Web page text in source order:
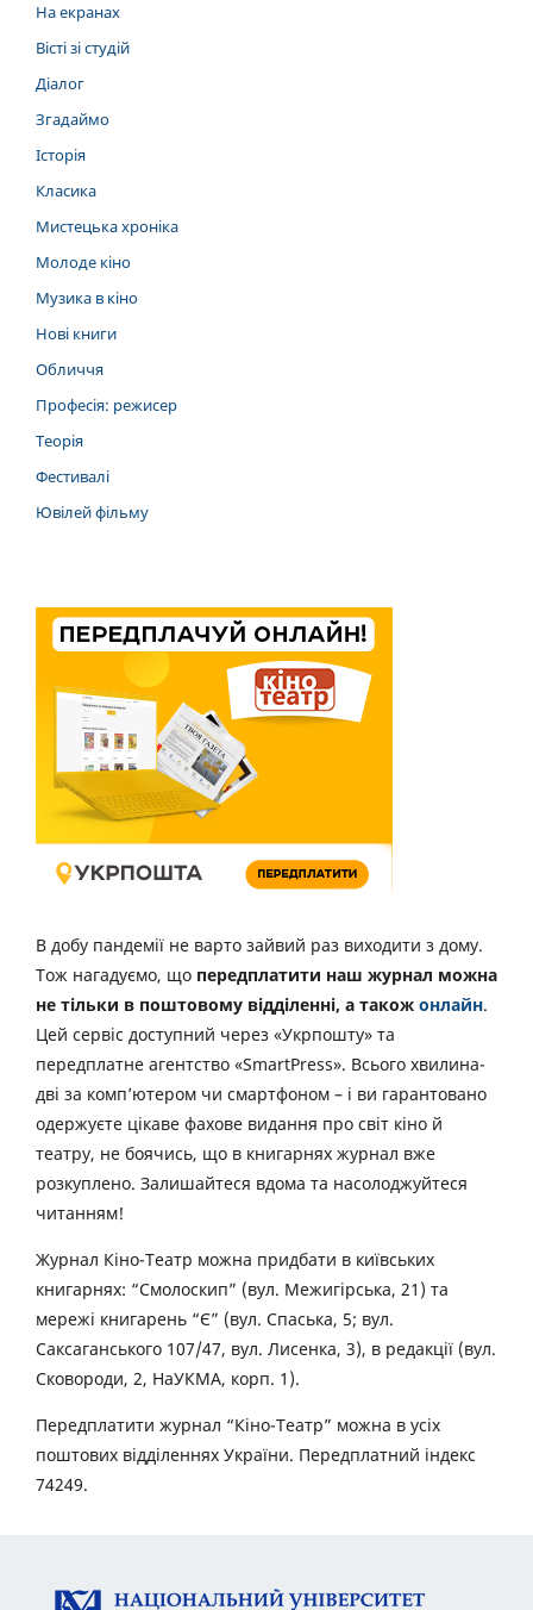
На екранах
Вісті зі студій
Діалог
Згадаймо
Історія
Класика
Мистецька хроніка
Молоде кіно
Музика в кіно
Нові книги
Обличчя
Професія: режисер
Теорія
Фестивалі
Ювілей фільму
В добу пандемії не варто зайвий раз виходити з дому.
Тож нагадуємо, що передплатити наш журнал можна
не тільки в поштовому відділенні, а також онлайн.
Цей сервіс доступний через «Укрпошту» та
передплатне агентство «SmartPress». Всього хвилина-
дві за комп’ютером чи смартфоном – і ви гарантовано
одержуєте цікаве фахове видання про світ кіно й
театру, не боячись, що в книгарнях журнал вже
розкуплено. Залишайтеся вдома та насолоджуйтеся
читанням!
Журнал Кіно-Театр можна придбати в київських
книгарнях: “Смолоскип” (вул. Межигірська, 21) та
мережі книгарень “Є” (вул. Спаська, 5; вул.
Саксаганського 107/47, вул. Лисенка, 3), в редакції (вул.
Сковороди, 2, НаУКМА, корп. 1).
Передплатити журнал “Кіно-Театр” можна в усіх
поштових відділеннях України. Передплатний індекс
74249.